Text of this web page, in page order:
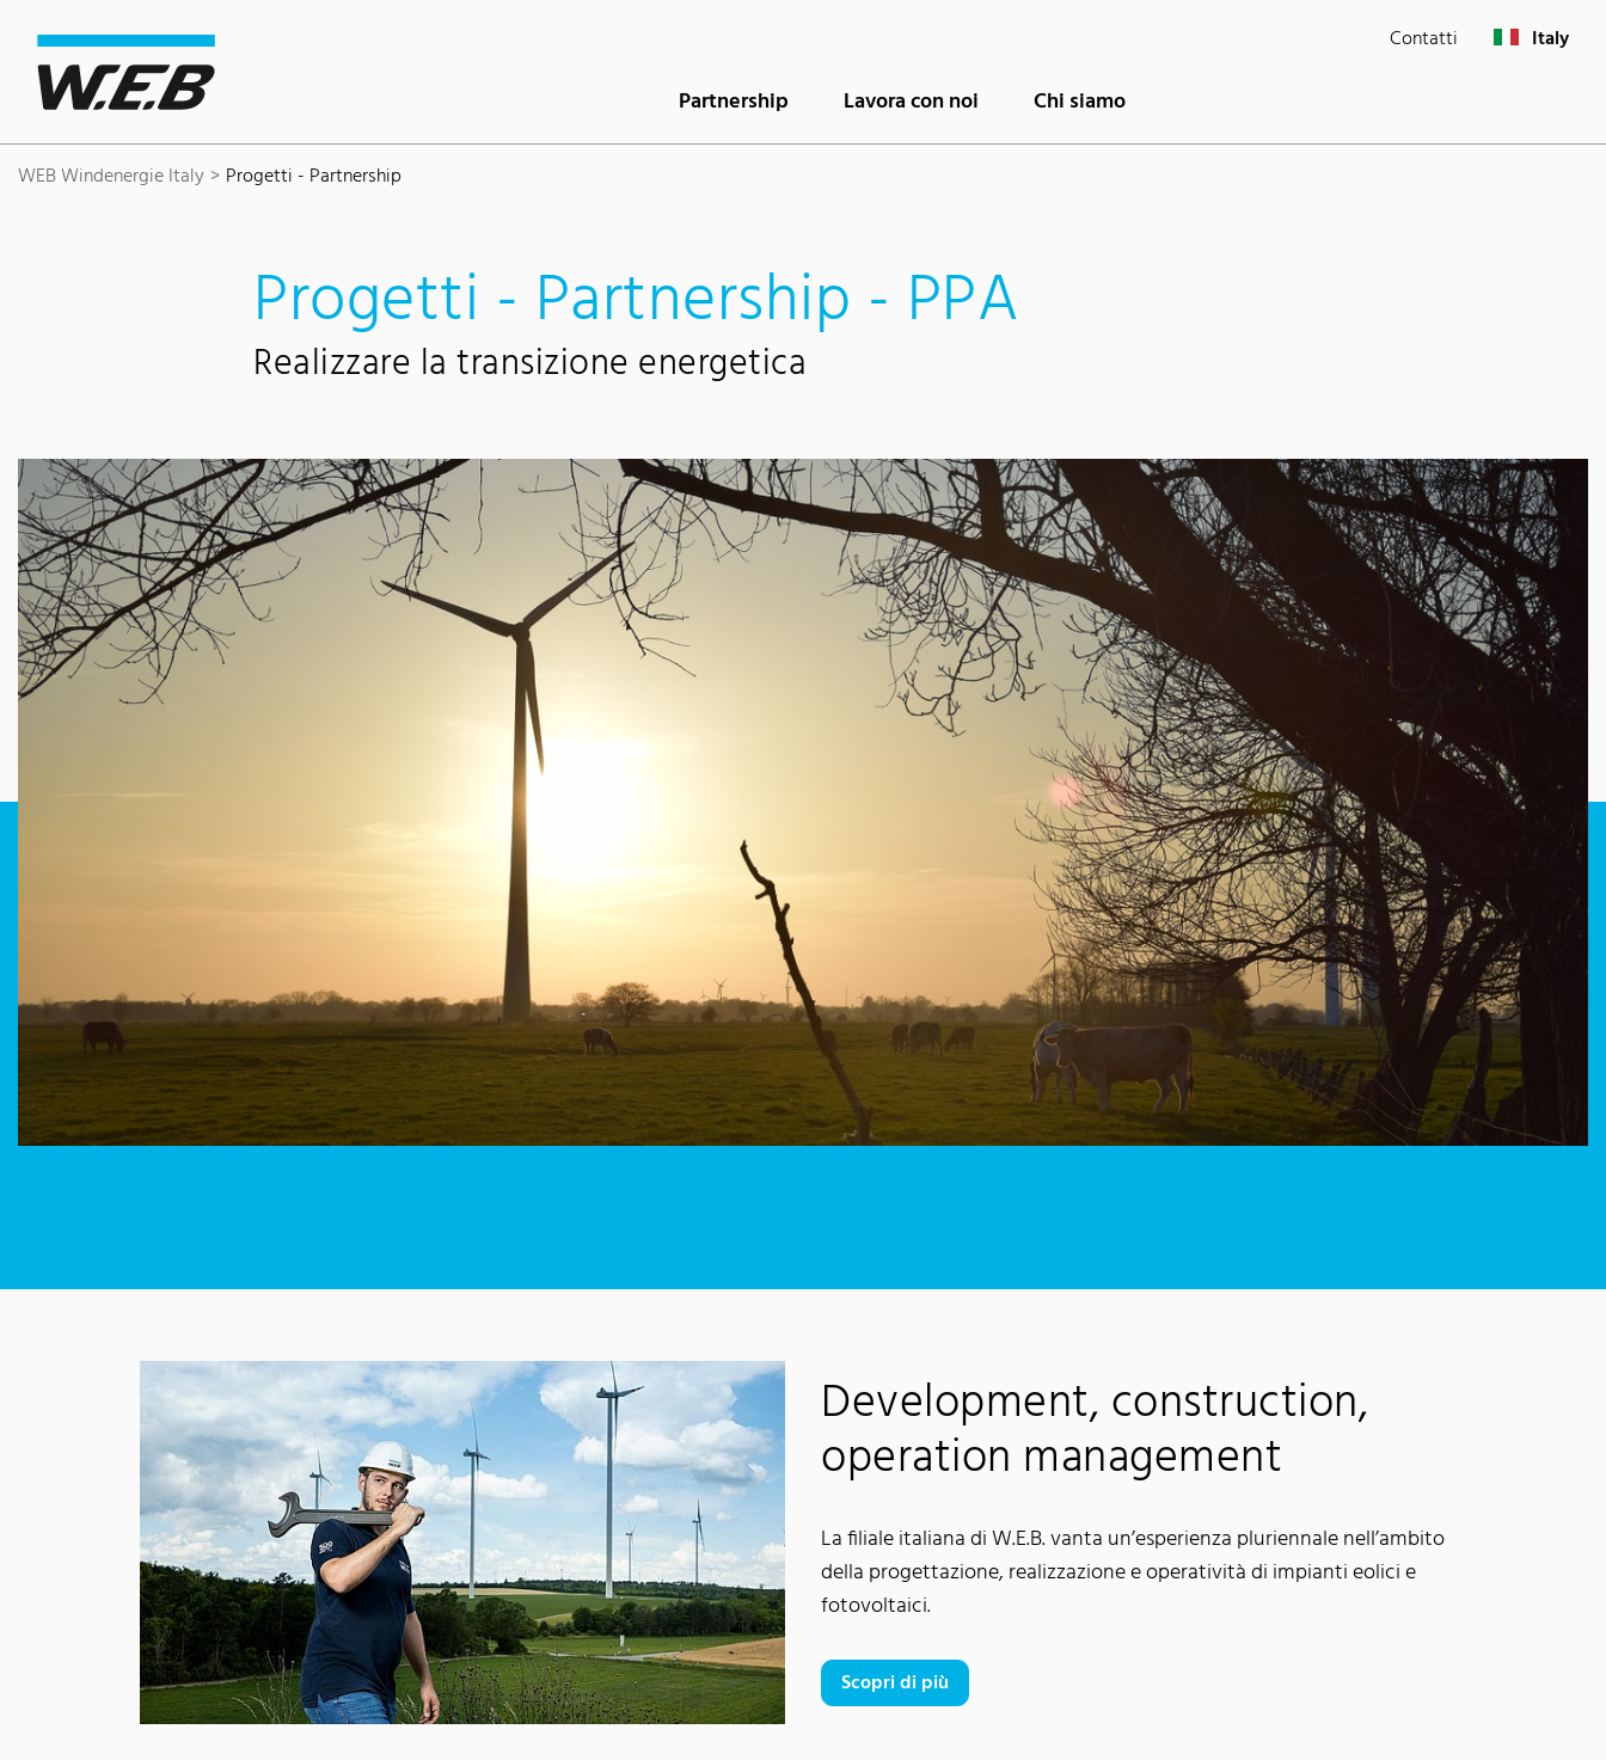
Contatti Italy
Partnership Lavora con noi Chi siamo
WEB Windenergie Italy Progetti - Partnership
Progetti - Partnership - PPA
Realizzare la transizione energetica
Development, construction,
operation management
La filiale italiana di W.E.B. vanta un’esperienza pluriennale nell’ambito
della progettazione, realizzazione e operatività di impianti eolici e
fotovoltaici.
Scopri di più